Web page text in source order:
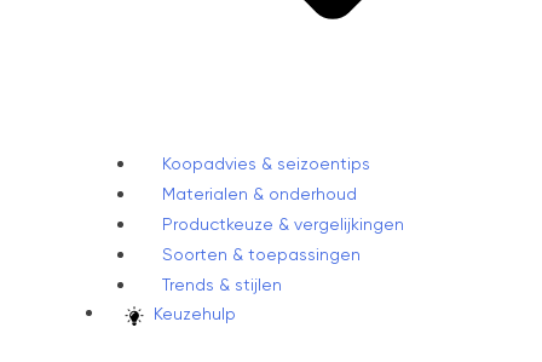
Koopadvies & seizoentips
Materialen & onderhoud
Productkeuze & vergelijkingen
Soorten & toepassingen
Trends & stijlen
Keuzehulp